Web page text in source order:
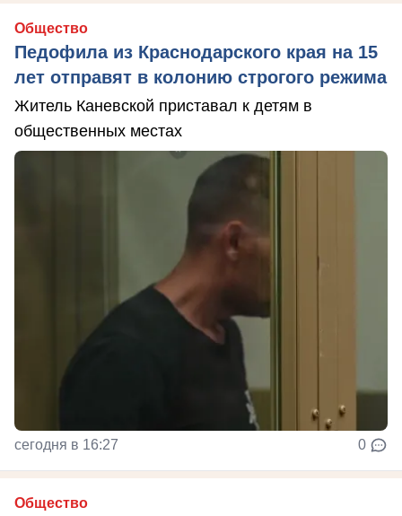
Общество
Педофила из Краснодарского края на 15
лет отправят в колонию строгого режима
Житель Каневской приставал к детям в
общественных местах
сегодня в 16:27 0
Общество